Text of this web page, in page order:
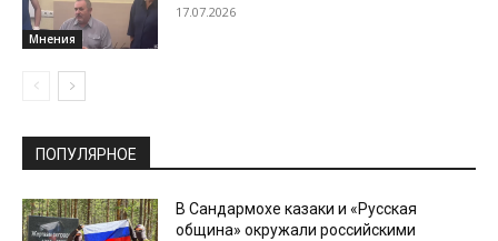
Мнения
17.07.2026
ПОПУЛЯРНОЕ
В Сандармохе казаки и «Русская
община» окружали российскими